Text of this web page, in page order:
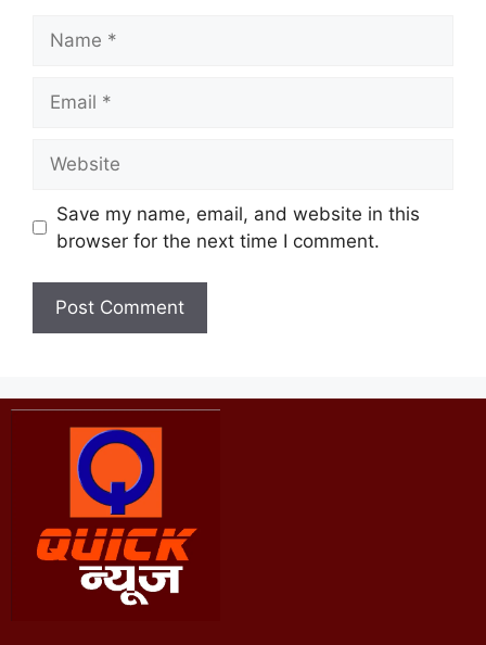
Save my name, email, and website in this
browser for the next time I comment.